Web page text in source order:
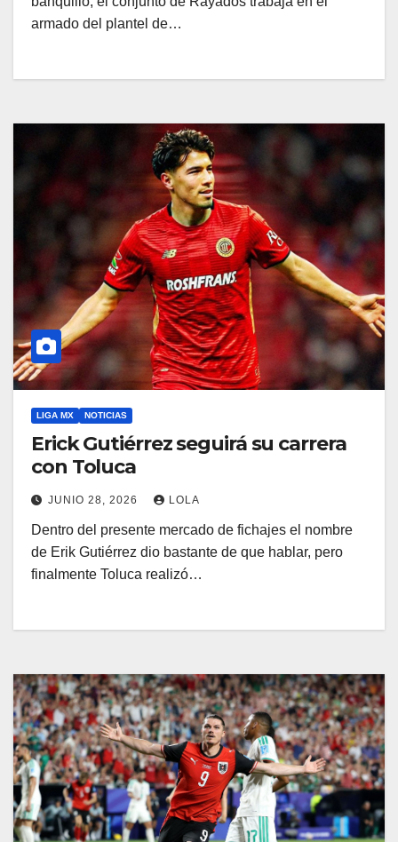
armado del plantel de…
LIGA MX NOTICIAS
Erick Gutiérrez seguirá su carrera
con Toluca
JUNIO 28, 2026 LOLA
Dentro del presente mercado de fichajes el nombre
de Erik Gutiérrez dio bastante de que hablar, pero
finalmente Toluca realizó…